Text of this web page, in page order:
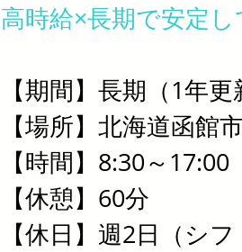
高時給×長期で安定
【期間】長期（1年
【場所】北海道函館
【時間】8:30～
【休憩】60分
【休日】週2日（シ